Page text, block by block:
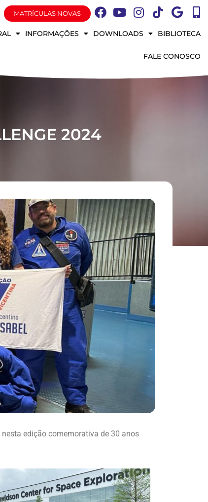
MATRÍCULAS NOVAS
INFORMAÇÕES DOWNLOADS BIBLIOTECA
FALE CONOSCO
2024
edição comemorativa de 30 anos